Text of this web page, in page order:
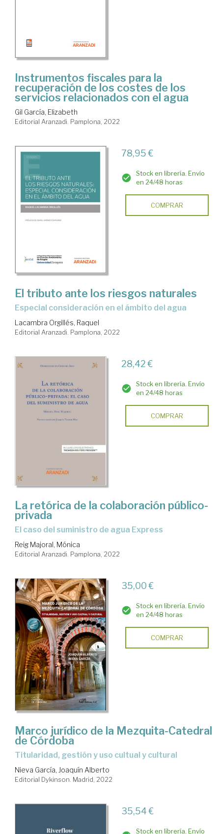
Instrumentos fiscales para la
recuperación de los costes de los
servicios relacionados con el agua
Gil García, Elizabeth
Editorial Aranzadi. Pamplona, 2022
78,95 €
Stock en librería. Envío
en 24/48 horas
COMPRAR
El tributo ante los riesgos naturales
especial consideración en el ámbito del agua
Lacambra Orgillés, Raquel
Editorial Aranzadi. Pamplona, 2022
28,42 €
Stock en librería. Envío
en 24/48 horas
COMPRAR
La retórica de la colaboración público-
privada
el caso del suministro de agua Express
Reig Majoral, Mónica
Editorial Aranzadi. Pamplona, 2022
35,00 €
Stock en librería. Envío
en 24/48 horas
COMPRAR
Marco jurídico de la Mezquita-Catedral
de Córdoba
titularidad, gestión y uso cultual y cultural
Nieva García, Joaquín Alberto
Editorial Dykinson. Madrid, 2022
35,54 €
Stock en librería. Envío